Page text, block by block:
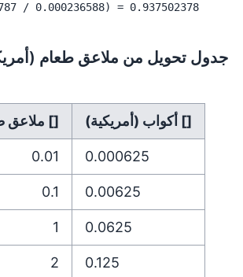
/ 0.000236588) = 0.937502378
جدول تحويل من ملاعق طعام
ملاعق طعام (أمريكية) [] أكواب (أمريكية) []
0.01 0.000625
0.1 0.00625
1 0.0625
2 0.125